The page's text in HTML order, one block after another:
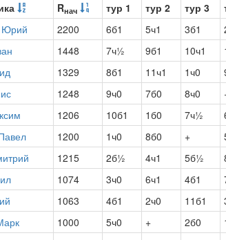
Rнач тур 1 тур 2 тур 3
Юрий 2200 6б1 5ч1 3б1
1448 7ч½ 9б1 10ч1
1329 8б1 11ч1 1ч0
1248 9ч0 7б0 8ч0
1206 10б1 1б0 7ч½
1200 1ч0 8б0 +
1215 2б½ 4ч1 5б½
1074 3ч0 6ч1 4б1
1063 4б1 2ч0 11б1
1000 5ч0 + 2б0